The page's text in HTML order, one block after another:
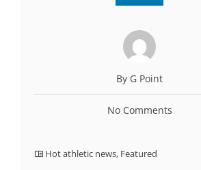
By G Point
No Comments
Hot athletic news, Featured